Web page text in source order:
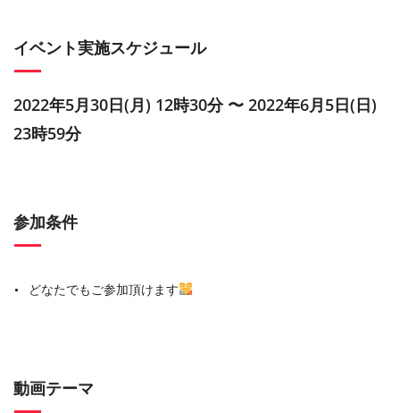
イベント実施スケジュール
2022年5月30日(月) 12時30分 〜 2022年6月5日(日)
23時59分
参加条件
どなたでもご参加頂けます
動画テーマ